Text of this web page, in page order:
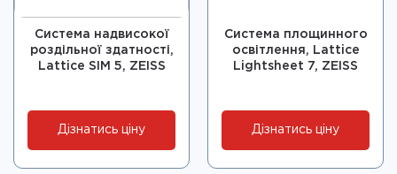
Система надвисокої
роздільної здатності,
Lattice SIM 5, ZEISS
Дізнатись ціну
Система площинного
освітлення, Lattice
Lightsheet 7, ZEISS
Дізнатись ціну